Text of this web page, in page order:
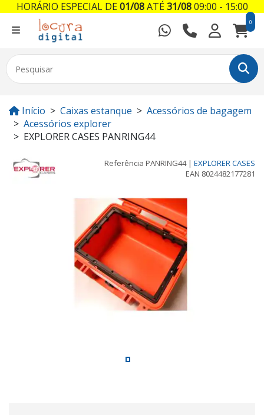
0
Início Caixas estanque
Acessórios de bagagem
Acessórios explorer
EXPLORER CASES PANRING44
Referência PANRING44| EXPLORER CASES
EAN 8024482177281
HORÁRIO ESPECIAL DE01/08ATÉ31/0809:00 - 15:00